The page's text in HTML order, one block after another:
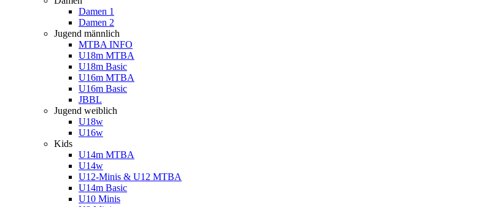
Damen 1
Damen 2
Jugend männlich
MTBA INFO
U18m MTBA
U18m Basic
U16m MTBA
U16m Basic
JBBL
Jugend weiblich
U18w
U16w
Kids
U14m MTBA
U14w
U12-Minis & U12 MTBA
U14m Basic
U10 Minis